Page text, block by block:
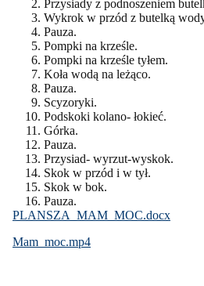
Przysiady z podnoszeniem
Wykrok w przód z butelką
Pauza.
Pompki na krześle.
Pompki na krześle tyłem.
Koła wodą na leżąco.
Pauza.
Scyzoryki.
Podskoki kolano- łokieć.
Górka.
Pauza.
Przysiad- wyrzut-wyskok.
Skok w przód i w tył.
Skok w bok.
Pauza.
PLANSZA_MAM_MOC.docx
Mam_moc.mp4